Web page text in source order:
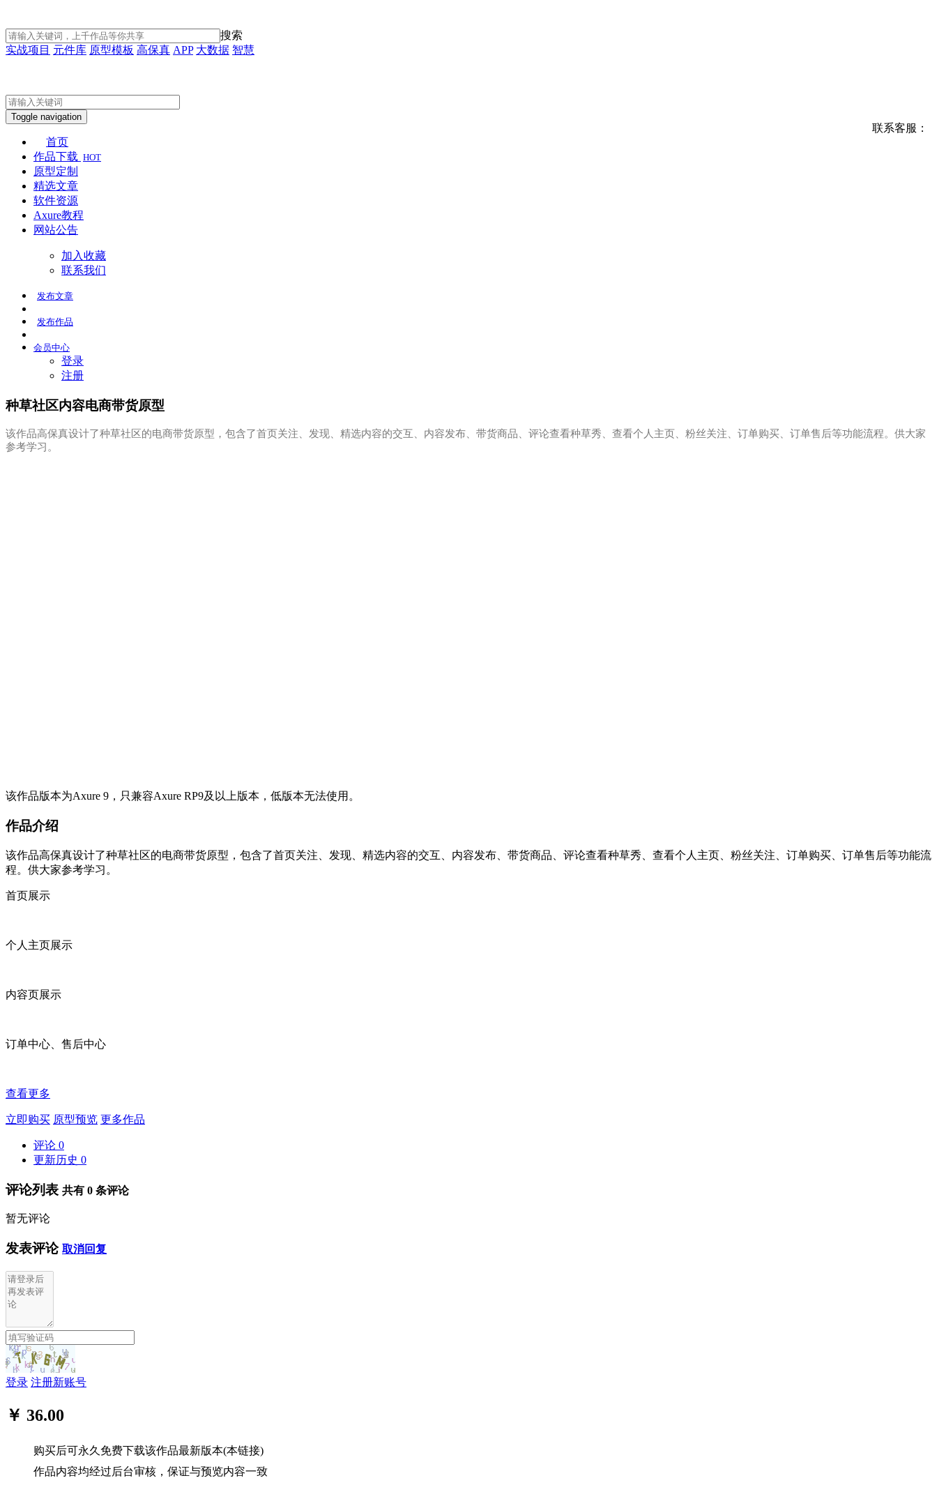
搜索
实战项目 元件库 原型模板 高保真 APP 大数据 智慧
联系客服：
Toggle navigation
首页
作品下载 HOT
原型定制
精选文章
软件资源
Axure教程
网站公告
加入收藏
联系我们
发布文章
发布作品
会员中心
登录
注册
种草社区内容电商带货原型
该作品高保真设计了种草社区的电商带货原型，包含了首页关注、发现、精选内容的交互、内容发布、带货商品、评论查看种草秀、查看个人主页、粉丝关注、订单购买、订单售后等功能流程。供大家
参考学习。
该作品版本为Axure 9，只兼容Axure RP9及以上版本，低版本无法使用。
作品介绍
该作品高保真设计了种草社区的电商带货原型，包含了首页关注、发现、精选内容的交互、内容发布、带货商品、评论查看种草秀、查看个人主页、粉丝关注、订单购买、订单售后等功能流
程。供大家参考学习。
首页展示
个人主页展示
内容页展示
订单中心、售后中心
查看更多
立即购买 原型预览 更多作品
评论 0
更新历史 0
评论列表 共有 0 条评论
暂无评论
发表评论 取消回复
登录 注册新账号
￥ 36.00
购买后可永久免费下载该作品最新版本(本链接)
作品内容均经过后台审核，保证与预览内容一致